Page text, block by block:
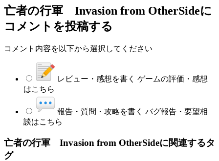
亡者の行軍 Invasion from OtherSideに
コメントを投稿する
コメント内容を以下から選択してください
レビュー・感想を書く ゲームの評価・感想
はこちら
報告・質問・攻略を書く バグ報告・要望相
談はこちら
亡者の行軍 Invasion from OtherSideに関連するタ
グ